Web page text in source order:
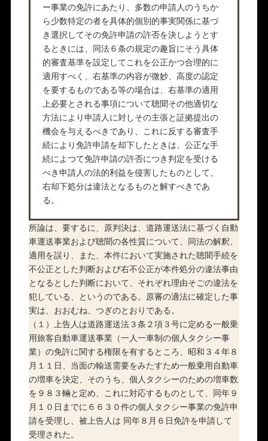
ー事業の免許にあたり、多数の申請人のうちか
ら少数特定の者を具体的個別的事実関係に基づ
き選択してその免許申請の許否を決しようとす
るときには、同法６条の規定の趣旨にそう具体
的審査基準を設定してこれを公正かつ合理的に
適用すべく、右基準の内容が微妙、高度の認定
を要するものである等の場合は、右基準の適用
上必要とされる事項について聴聞その他適切な
方法により申請人に対しその主張と証拠提出の
機会を与えるべきであり、これに反する審査手
続により免許申請を却下したときは、公正な手
続によつて免許申請の許否につき判定を受ける
べき申請人の法的利益を侵害したものとして、
右却下処分は違法となるものと解すべきであ
る。
所論は、要するに、原判決は、道路運送法に基づく自動
車運送事業および聴聞の各性質について、同法の解釈、
適用を誤り、また、本件において実施された聴聞手続を
不公正とした判断および右不公正が本件処分の違法事由
となるとした判断において、それぞれ理由そごの違法を
犯している、というのである。原審の適法に確定した事
実は、おおむね、つぎのとおりである。
（１）上告人は道路運送法３条２項３号に定める一般乗
用旅客自動車運送事業（一人一車制の個人タクシー事
業）の免許に関する権限を有するところ、昭和３４年８
月１１日、当面の輸送需要をみたすため一般乗用自動車
の増車を決定、そのうち、個人タクシーのための増車数
を９８３輛と定め、これに対応するものとして、同年９
月１０日までに６６３０件の個人タクシー事業の免許申
請を受理し、被上告人は 同年８月６日免許を申請して
受理された。